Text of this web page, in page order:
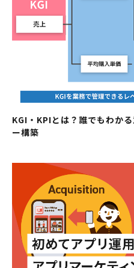
KGI・KPIとは？誰でもわか
ー構築